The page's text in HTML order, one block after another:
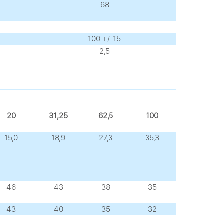
68
100 +/-15
2,5
20 31,25 62,5 100
15,0 18,9 27,3 35,3
46 43 38 35
43 40 35 32